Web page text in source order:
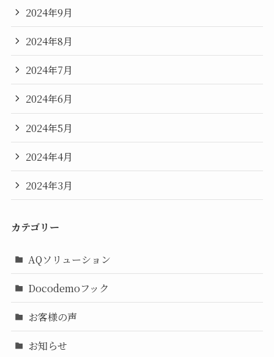
2024年9月
2024年8月
2024年7月
2024年6月
2024年5月
2024年4月
2024年3月
カテゴリー
AQソリューション
Docodemoフック
お客様の声
お知らせ